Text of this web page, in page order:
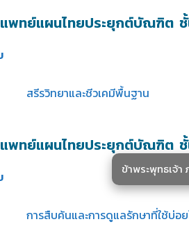
ข้าพระพุทธเจ้
พทย์แผนไทยประยุกต์บัณฑิต
สรีรวิทยาและชีวเคมีพื้นฐาน
พทย์แผนไทยประยุกต์บัณฑิต
การสืบค้นและการดูแลรักษาที่ใช้บ่อ